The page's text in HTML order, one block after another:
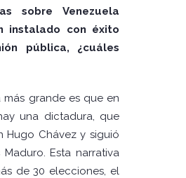
sobre Venezuela
instalado con éxito
pública, ¿cuáles
más grande es que en
una dictadura, que
Hugo Chávez y siguió
Esta narrativa
de 30 elecciones, el